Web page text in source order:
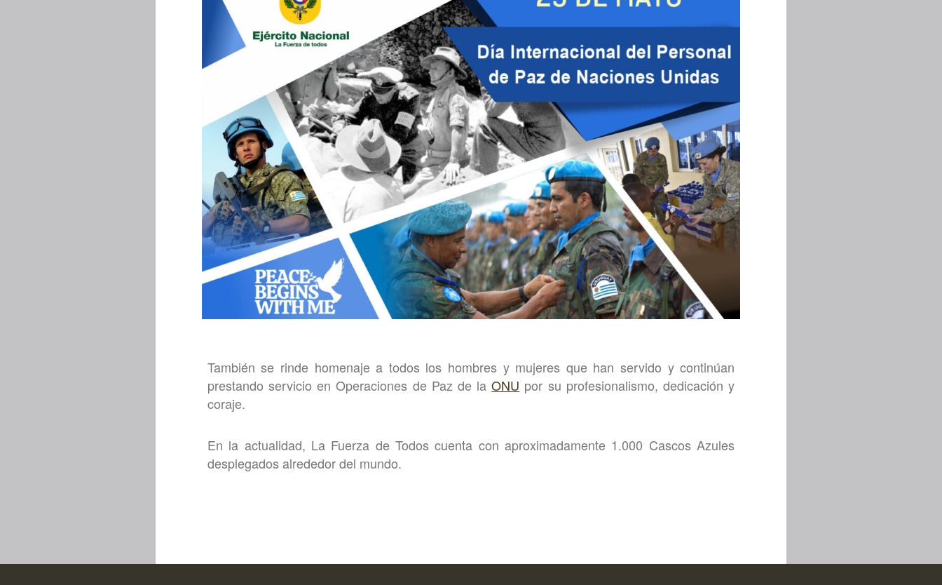
También se rinde homenaje a todos los hombres y mujeres que han servido y continúan
prestando servicio en Operaciones de Paz de laONU por su profesionalismo, dedicación y
coraje.
En la actualidad, La Fuerza de Todos cuenta con aproximadamente 1.000 Cascos Azules
desplegados alrededor del mundo.